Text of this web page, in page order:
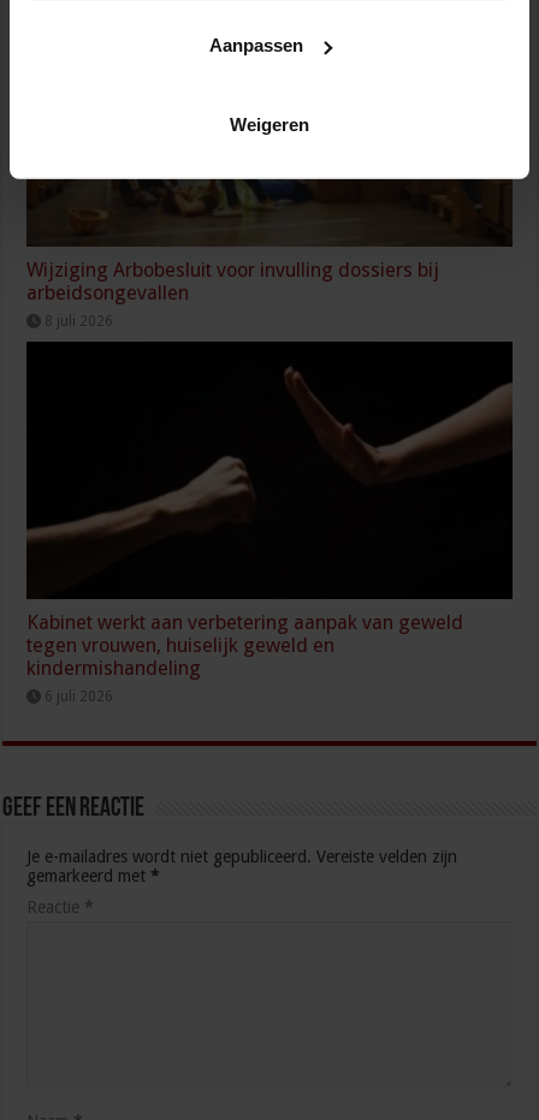
Aanpassen
Weigeren
Wijziging Arbobesluit voor invulling dossiers bij
arbeidsongevallen
8 juli 2026
Kabinet werkt aan verbetering aanpak van geweld
tegen vrouwen, huiselijk geweld en
kindermishandeling
6 juli 2026
Geef een reactie
Je e-mailadres wordt niet gepubliceerd. Vereiste velden zijn
gemarkeerd met *
Reactie *